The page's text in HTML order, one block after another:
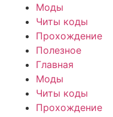
Моды
Читы коды
Прохождение
Полезное
Главная
Моды
Читы коды
Прохождение